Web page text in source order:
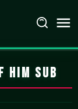
Him sub